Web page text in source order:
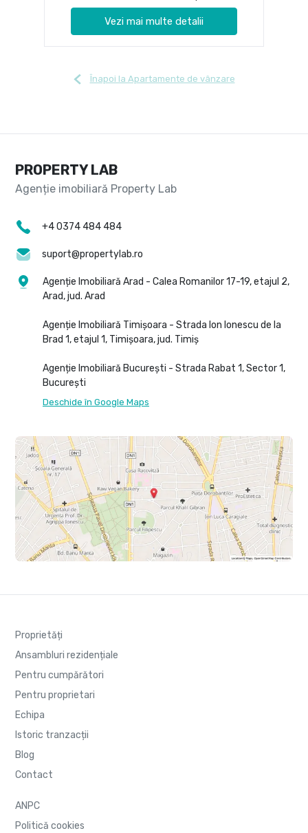
Vezi mai multe detalii
Înapoi la Apartamente de vânzare
PROPERTY LAB
+4 0374 484 484
suport@propertylab.ro
Agenție Imobiliară Arad - Calea Romanilor 17-19, etajul 2,
Arad, jud. Arad
Agenție Imobiliară Timișoara - Strada Ion Ionescu de la
Brad 1, etajul 1, Timișoara, jud. Timiș
Agenție Imobiliară București - Strada Rabat 1, Sector 1,
București
Deschide în Google Maps
Proprietăți
Ansambluri rezidențiale
Pentru cumpărători
Pentru proprietari
Echipa
Istoric tranzacții
Blog
Contact
ANPC
Politică cookies